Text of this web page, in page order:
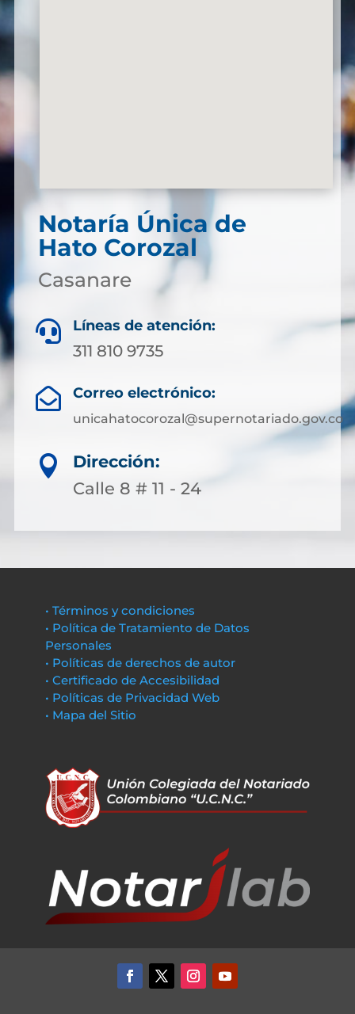
Notaría Única de
Hato Corozal
Casanare
 Líneas de atención:
311 810 9735
 Correo electrónico:
unicahatocorozal@supernotariado.gov.co

Dirección:
Calle 8 # 11 - 24
• Términos y condiciones
• Política de Tratamiento de Datos
Personales
• Políticas de derechos de autor
• Certificado de Accesibilidad
• Políticas de Privacidad Web
• Mapa del Sitio